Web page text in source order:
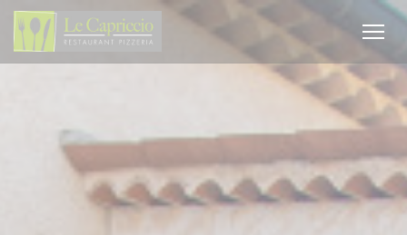
Personalizzazione delle tue scelte sui cookie